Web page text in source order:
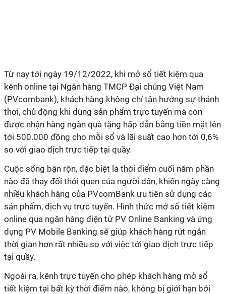
Từ nay tới ngày 19/12/2022, khi mở sổ tiết kiệm qua
kênh online tại Ngân hàng TMCP Đại chúng Việt Nam
(PVcombank), khách hàng không chỉ tận hưởng sự thảnh
thơi, chủ động khi dùng sản phẩm trực tuyến mà còn
được nhận hàng ngàn quà tặng hấp dẫn bằng tiền mặt lên
tới 500.000 đồng cho mỗi sổ và lãi suất cao hơn tới 0,6%
so với giao dịch trực tiếp tại quầy.
Cuộc sống bận rộn, đặc biệt là thời điểm cuối năm phần
nào đã thay đổi thói quen của người dân, khiến ngày càng
nhiều khách hàng của PVcomBank ưu tiên sử dụng các
sản phẩm, dịch vụ trực tuyến. Hình thức mở sổ tiết kiệm
online qua ngân hàng điện tử PV Online Banking và ứng
dụng PV Mobile Banking sẽ giúp khách hàng rút ngắn
thời gian hơn rất nhiều so với việc tới giao dịch trực tiếp
tại quầy.
Ngoài ra, kênh trực tuyến cho phép khách hàng mở sổ
tiết kiệm tại bất kỳ thời điểm nào, không bị giới hạn bởi